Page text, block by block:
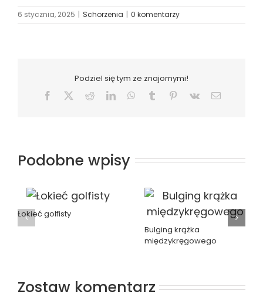
6 stycznia, 2025 | Schorzenia | 0 komentarzy
Podziel się tym ze znajomymi!
Facebook RedditLinkedInWhatsApp
Tumblr Pinterest
Vk Email
Podobne wpisy
Łokieć golfisty
Bulging krążka
międzykręgowego
Zostaw komentarz